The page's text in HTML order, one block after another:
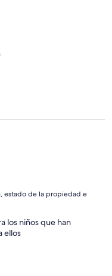
estado de la propiedad e
los niños que han
ellos